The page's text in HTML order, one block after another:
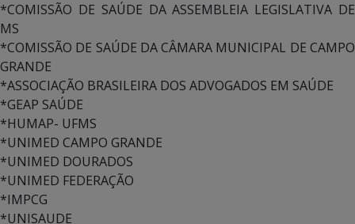
*COMISSÃO DE SAÚDE DA ASSEMBLEIA LEGISLATIVA DE
MS
*COMISSÃO DE SAÚDE DA CÂMARA MUNICIPAL DE CAMPO
GRANDE
*ASSOCIAÇÃO BRASILEIRA DOS ADVOGADOS EM SAÚDE
*GEAP SAÚDE
*HUMAP- UFMS
*UNIMED CAMPO GRANDE
*UNIMED DOURADOS
*UNIMED FEDERAÇÃO
*IMPCG
*UNISAUDE